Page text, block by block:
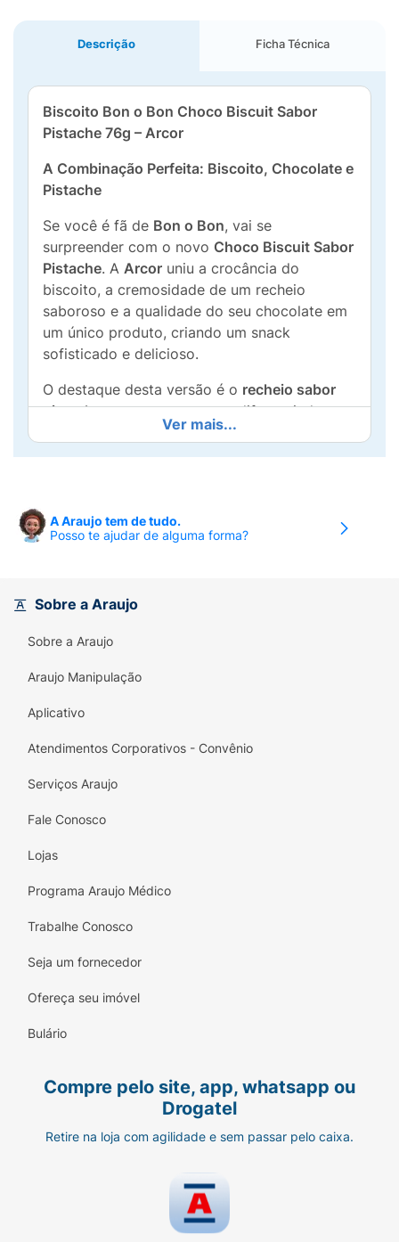
Descrição Ficha Técnica
Biscoito Bon o Bon Choco Biscuit Sabor
Pistache 76g – Arcor
A Combinação Perfeita: Biscoito, Chocolate e
Pistache
Se você é fã de Bon o Bon, vai se
surpreender com o novo Choco Biscuit Sabor
Pistache. A Arcor uniu a crocância do
biscoito, a cremosidade de um recheio
saboroso e a qualidade do seu chocolate em
um único produto, criando um snack
sofisticado e delicioso.
O destaque desta versão é o recheio sabor
pistache, que traz uma nota diferenciada e
suave, equilibrando perfeitamente com a
cobertura de chocolate ao leite e a base de
ou compartilhar com amigos.
Pistache, tendência no mundo dos doces.
Texturas:
crocante e o recheio macio.
Cobertura:
Barra de biscoitos recheados,
prática para consumir.
Especificações Técnicas:
Marca:
Produto:Choco Biscuit
Sabor:Pistache
Peso Líquido:
Tipo:Biscoito com recheio e cobertura.
Deixe seu dia mais doce com essa novidade
Ver mais...
A Araujo tem de tudo.
Posso te ajudar de alguma forma?
Sobre a Araujo
Sobre a Araujo
Araujo Manipulação
Aplicativo
Atendimentos Corporativos - Convênio
Serviços Araujo
Fale Conosco
Lojas
Programa Araujo Médico
Trabalhe Conosco
Seja um fornecedor
Ofereça seu imóvel
Bulário
Compre pelo site, app, whatsapp ou
Drogatel
Retire na loja com agilidade e sem passar pelo caixa.